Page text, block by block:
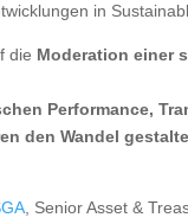
in
die Moderation einer
Performance,
den Wandel
, Senior Asset &